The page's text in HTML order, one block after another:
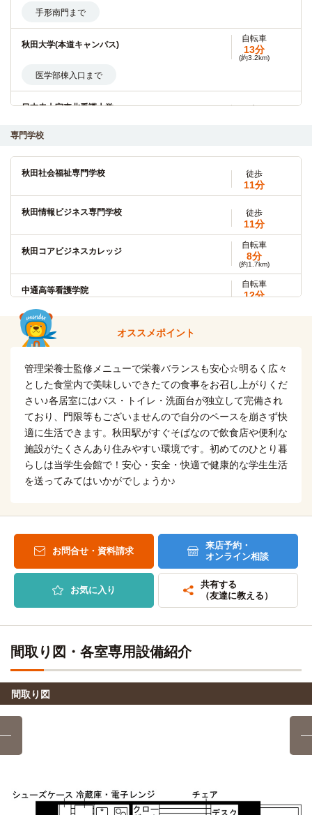
手形南門まで
秋田大学(本道キャンパス)
自転車
13分
(約3.2km)
医学部棟入口まで
日本赤十字東北看護大学 バス
秋田駅東口→（秋田中央交通バス15分）→日赤病院前
秋田公立美術大学 電車
7分
秋田県立大学(秋田キャンパス) 電車
16分
ノースアジア大学
自転車
10分
日本赤十字東北看護大学介護福祉短期大学部
秋田駅東口→(秋田中央交通バス15分）→日赤病院前
聖園学園短期大学
自転車
13分
(約3.0km)
秋田大学(大学院)
自転車
(約1.3km)
秋田栄養短期大学
自転車
聖霊女子短期大学 バス
秋田駅→（秋田中央交通バス15分）→高野二区又は護国神社
裏参道入口
国際教養大学 バス＋電車
31分
専門学校
秋田社会福祉専門学校 徒歩
11分
秋田情報ビジネス専門学校 徒歩
11分
秋田コアビジネスカレッジ
自転車
8分
(約1.7km)
中通高等看護学院
自転車
12分
秋田県歯科医療専門学校
秋田市医師会立秋田看護学校
自転車
15分
(約3.4km)
秋田ヘアビューティカレッジ 徒歩
11分
秋田県理容美容専門学校 徒歩
11分
秋田リハビリテーション学院
オススメポイント
管理栄養士監修メニューで栄養バランスも安心☆明るく広々
とした食堂内で美味しいできたての食事をお召し上がりくだ
さい♪各居室にはバス・トイレ・洗面台が独立して完備され
ており、門限等もございませんので自分のペースを崩さず快
適に生活できます。秋田駅がすぐそばなので飲食店や便利な
施設がたくさんあり住みやすい環境です。初めてのひとり暮
らしは当学生会館で！安心・安全・快適で健康的な学生生活
を送ってみてはいかがでしょうか♪
お問合せ・資料請求
来店予約・
オンライン相談
お気に入り
共有する
（友達に教える）
間取り図・各室専用設備紹介
間取り図